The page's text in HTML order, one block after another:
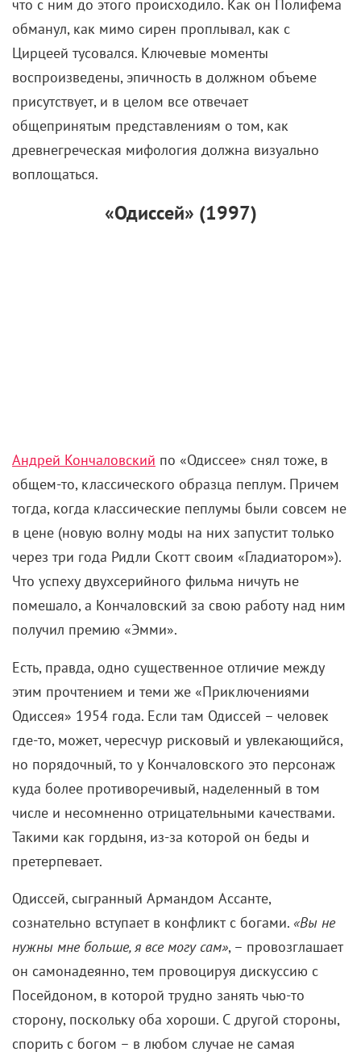
Напомнив о том, что гомеровский сюжет
распространялся в формате устной поэзии
(аналогично рэпу).
Съемки стартовали в феврале 2025-го, и география
их была обширной. Одной из локаций оказался
сицилийский остров Фавиньяна, он же «козий
остров»: по легенде, именно на нем Одиссей
столкнулись с одноглазым циклопом Полифемом.
стран, а завершился через 91 день, с опережением
графика на 9 дней. В июле появился дебютный
постер, и тогда же выпустили в продажу билеты на
первые показы в 26 IMAX-кинотеатрах. Естественно,
их мигом раскупили, что помогло фильму
заработать $1,5 млн еще до релиза трейлера.
Приятный бонус к юбилею Нолана, который 30
июля отметил 55-летие.
Ну а кто есть кто в феерическом касте?
Первопроходец Дэймон заполучил роль Одиссея,
Хэтэуэй – его жены Пенелопы, а Холланд – их сына
Телемаха. В отсутствие главы семейства клинья к
его супруге подбивали многочисленные женихи, и
самого мерзкого из них, Антиноя, сыграл
Паттинсон (собаку съевший на
образах скользких типов). Далее по списку: Зендея
– богиня Афина, Терон – нимфа Калипсо, Джон
– царь Микен Агамемнон, Миа Гот – служанка
Одиссея Меланфо, Лупита Нионго – Елена
Троянская, она же – Клитемнестра, жена Менелая.
Еще в кадре засветятся Райан Херст (Кратос из
грядущего сериала God of War), Логан Маршалл-
Грин из «Апгрейда», Джон Легуизамо, Химеш